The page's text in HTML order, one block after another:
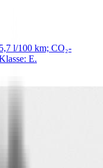
l/100 km; CO₂-
E.